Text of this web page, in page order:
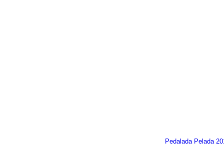
Pedalada Pelada